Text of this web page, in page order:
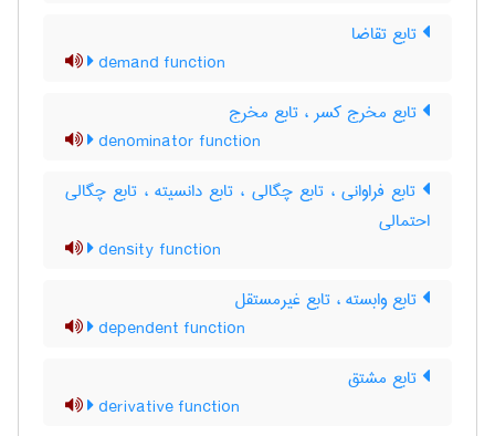
تابع تقاضا
demand function
تابع مخرج کسر ، تابع مخرج
denominator function
تابع فراوانی ، تابع چگالی ، تابع دانسیته ، تابع چگالی
احتمالی
density function
تابع وابسته ، تابع غیرمستقل
dependent function
تابع مشتق
derivative function